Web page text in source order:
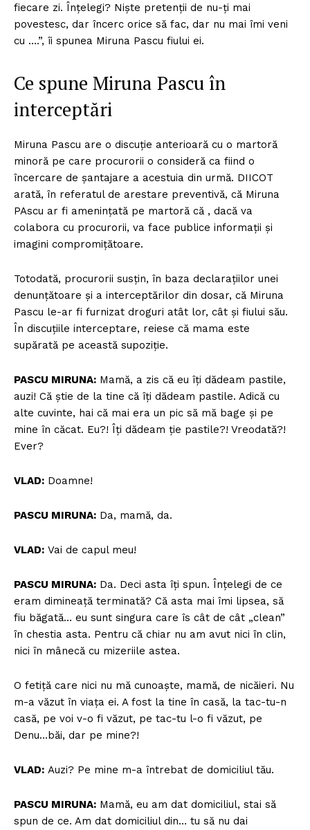
fiecare zi. Înțelegi? Niște pretenții de nu-ți mai
povestesc, dar încerc orice să fac, dar nu mai îmi veni
cu ….”, îi spunea Miruna Pascu fiului ei.
Ce spune Miruna Pascu în
interceptări
Miruna Pascu are o discuție anterioară cu o martoră
minoră pe care procurorii o consideră ca fiind o
încercare de șantajare a acestuia din urmă. DIICOT
arată, în referatul de arestare preventivă, că Miruna
PAscu ar fi amenințată pe martoră că , dacă va
colabora cu procurorii, va face publice informații și
imagini compromițătoare.
Totodată, procurorii susțin, în baza declarațiilor unei
denunțătoare și a interceptărilor din dosar, că Miruna
Pascu le-ar fi furnizat droguri atât lor, cât și fiului său.
În discuțiile interceptare, reiese că mama este
supărată pe această supoziție.
PASCU MIRUNA: Mamă, a zis că eu îți dădeam pastile,
auzi! Că știe de la tine că îți dădeam pastile. Adică cu
alte cuvinte, hai că mai era un pic să mă bage și pe
mine în căcat. Eu?! Îți dădeam ție pastile?! Vreodată?!
Ever?
VLAD: Doamne!
PASCU MIRUNA: Da, mamă, da.
VLAD: Vai de capul meu!
PASCU MIRUNA: Da. Deci asta îți spun. Înțelegi de ce
eram dimineață terminată? Că asta mai îmi lipsea, să
fiu băgată… eu sunt singura care îs cât de cât „clean”
în chestia asta. Pentru că chiar nu am avut nici în clin,
nici în mânecă cu mizeriile astea.
O fetiță care nici nu mă cunoaște, mamă, de nicăieri. Nu
m-a văzut în viața ei. A fost la tine în casă, la tac-tu-n
casă, pe voi v-o fi văzut, pe tac-tu l-o fi văzut, pe
Denu…băi, dar pe mine?!
VLAD: Auzi? Pe mine m-a întrebat de domiciliul tău.
PASCU MIRUNA: Mamă, eu am dat domiciliul, stai să
spun de ce. Am dat domiciliul din… tu să nu dai